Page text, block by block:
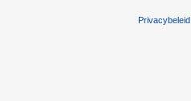
Privacybeleid